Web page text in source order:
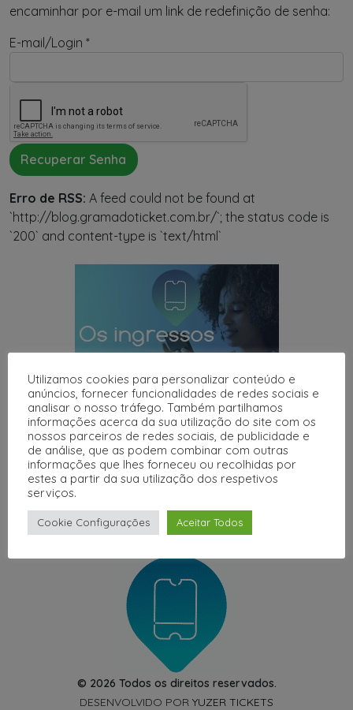
minha
Home
Quem
Somos
Dúvidas
Frequentes
Políticas
de
Compras
encaminhar por e-mail um link de redefinição de senha:
E-mail/Login *
Recuperar Senha
Erro de RSS: A feed could not be found at
`http://blog.gramadoticket.com.br/`; the status code is
`200` and content-type is `text/html`
© 2026 Todos os direitos reservados.
DESENVOLVIDO POR YUZER TICKETS
Utilizamos cookies para personalizar conteúdo e
anúncios, fornecer funcionalidades de redes sociais e
analisar o nosso tráfego. Também partilhamos
informações acerca da sua utilização do site com os
nossos parceiros de redes sociais, de publicidade e
de análise, que as podem combinar com outras
informações que lhes forneceu ou recolhidas por
estes a partir da sua utilização dos respetivos
serviços.
Cookie Configurações Aceitar Todos